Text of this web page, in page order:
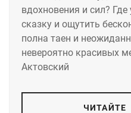
вдохновения и сил?
сказку и ощутить
полна таен и
невероятно красивых
Актовский
ЧИТАЙТЕ